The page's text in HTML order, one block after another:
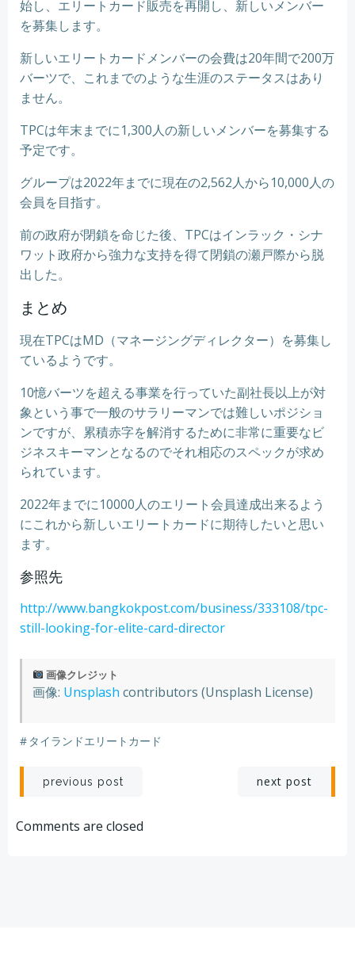
始し、エリートカード販売を再開し、新しいメンバー
を募集します。
新しいエリートカードメンバーの会費は20年間で200万
バーツで、これまでのような生涯のステータスはあり
ません。
TPCは年末までに1,300人の新しいメンバーを募集する
予定です。
グループは2022年までに現在の2,562人から10,000人の
会員を目指す。
前の政府が閉鎖を命じた後、TPCはインラック・シナ
ワット政府から強力な支持を得て閉鎖の瀬戸際から脱
出した。
まとめ
現在TPCはMD（マネージングディレクター）を募集し
ているようです。
10憶バーツを超える事業を行っていた副社長以上が対
象という事で一般のサラリーマンでは難しいポジショ
ンですが、累積赤字を解消するために非常に重要なビ
ジネスキーマンとなるのでそれ相応のスペックが求め
られています。
2022年までに10000人のエリート会員達成出来るよう
にこれから新しいエリートカードに期待したいと思い
ます。
参照先
http://www.bangkokpost.com/business/333108/tpc-
still-looking-for-elite-card-director
画像クレジット
画像: Unsplash contributors (Unsplash License)
# タイランドエリートカード
Post
navigation
previous post next post
Comments are closed